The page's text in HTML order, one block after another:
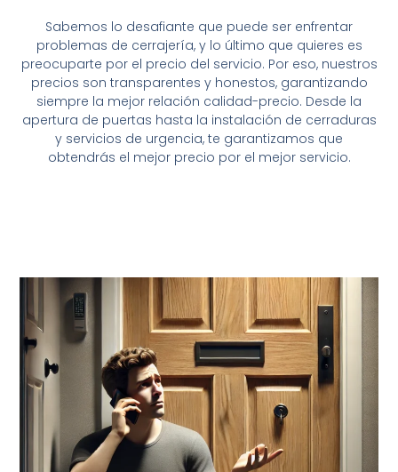
Sabemos lo desafiante que puede ser enfrentar
problemas de cerrajería, y lo último que quieres es
preocuparte por el precio del servicio. Por eso, nuestros
precios son transparentes y honestos, garantizando
siempre la mejor relación calidad-precio. Desde la
apertura de puertas hasta la instalación de cerraduras
y servicios de urgencia, te garantizamos que
obtendrás el mejor precio por el mejor servicio.